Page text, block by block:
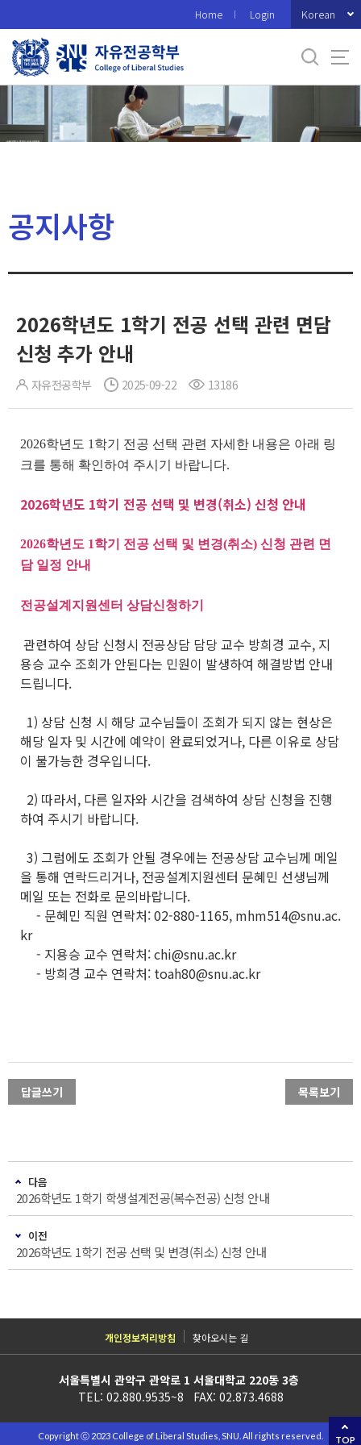
로
메
Home Login Korean
공지사항
2026학년도 1학기 전공 선택 관련 면담
신청 추가 안내
자유전공학부 2025-09-22 13186
2026학년도 1학기 전공 선택 관련 자세한 내용은 아래 링
크를 통해 확인하여 주시기 바랍니다.
2026학년도 1학기 전공 선택 및 변경(취소) 신청 안내
2026학년도 1학기 전공 선택 및 변경(취소) 신청 관련 면
담 일정 안내
전공설계지원센터 상담신청하기
관련하여 상담 신청시 전공상담 담당 교수 방희경 교수, 지
용승 교수 조회가 안된다는 민원이 발생하여 해결방법 안내
드립니다.
1) 상담 신청 시 해당 교수님들이 조회가 되지 않는 현상은
해당 일자 및 시간에 예약이 완료되었거나, 다른 이유로 상담
이 불가능한 경우입니다.
2) 따라서, 다른 일자와 시간을 검색하여 상담 신청을 진행
하여 주시기 바랍니다.
3) 그럼에도 조회가 안될 경우에는 전공상담 교수님께 메일
을 통해 연락드리거나, 전공설계지원센터 문혜민 선생님께
메일 또는 전화로 문의바랍니다.
- 문혜민 직원 연락처: 02-880-1165, mhm514@snu.ac.
kr
- 지용승 교수 연락처: chi@snu.ac.kr
- 방희경 교수 연락처: toah80@snu.ac.kr
답글쓰기 목록보기
다음
2026학년도 1학기 학생설계전공(복수전공) 신청 안내
이전
2026학년도 1학기 전공 선택 및 변경(취소) 신청 안내
TOP
개인정보처리방침 찾아오시는 길
서울특별시 관악구 관악로 1 서울대학교 220동 3층
TEL: 02.880.9535~8 FAX: 02.873.4688
Copyright ⓒ 2023 College of Liberal Studies, SNU. All rights reserved.